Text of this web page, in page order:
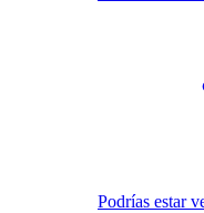
Podrías estar